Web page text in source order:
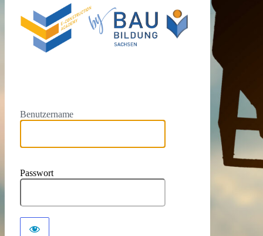
Benutzername
Passwort